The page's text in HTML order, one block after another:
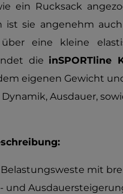
ein Rucksack
ist sie angenehm
eine kleine
die inSPORTline
eigenen Gewicht
Ausdauer,
mit
und